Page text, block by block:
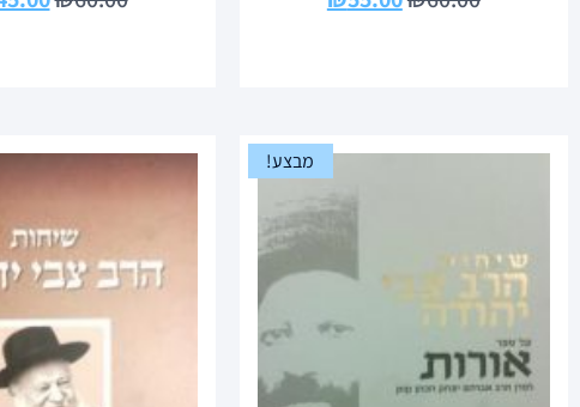
מבצע!